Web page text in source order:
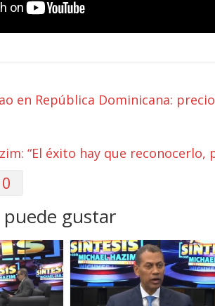
en República Dominicana:
“El éxito hay que
0
gustar